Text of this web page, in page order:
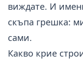
виждате. И
скъпа грешка:
сами.
Какво крие